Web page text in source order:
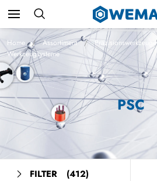
Home Assortiment Präzisionswerkzeuge
Werkzeugsysteme
PSC
FILTER (412)